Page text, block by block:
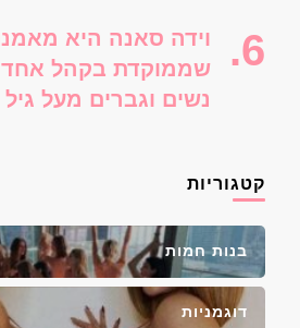
וידה סאנה היא
שממוקדת בקהל אחד
נשים וגברים מעל גיל 30
קטגוריות
בנות חמות
דוגמניות